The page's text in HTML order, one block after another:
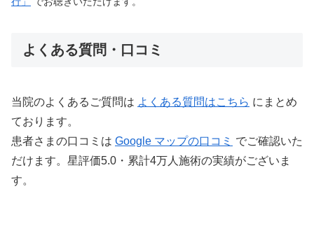
よくある質問・口コミ
当院のよくあるご質問は よくある質問はこちら にまとめ
ております。
患者さまの口コミは Google マップの口コミ でご確認いた
だけます。星評価5.0・累計4万人施術の実績がございま
す。